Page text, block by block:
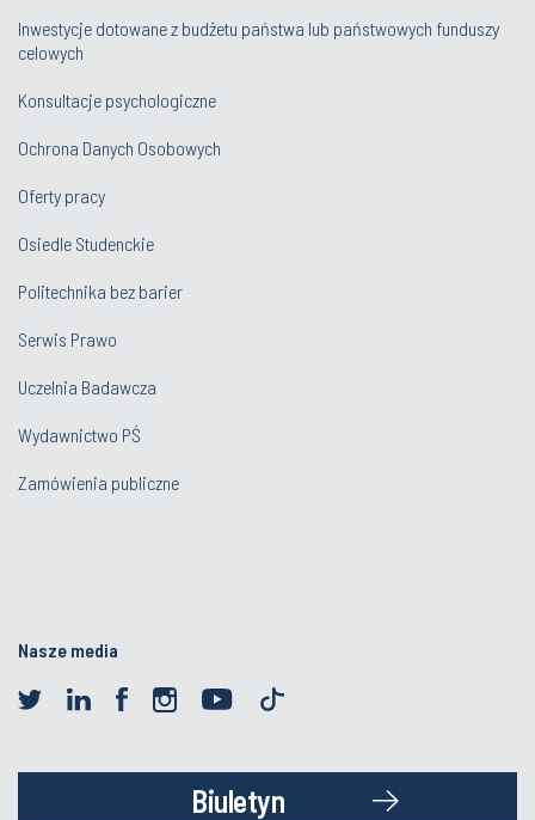
Inwestycje dotowane z budżetu państwa lub państwowych funduszy
celowych
Konsultacje psychologiczne
Ochrona Danych Osobowych
Oferty pracy
Osiedle Studenckie
Politechnika bez barier
Serwis Prawo
Uczelnia Badawcza
Wydawnictwo PŚ
Zamówienia publiczne
Nasze media
Biuletyn